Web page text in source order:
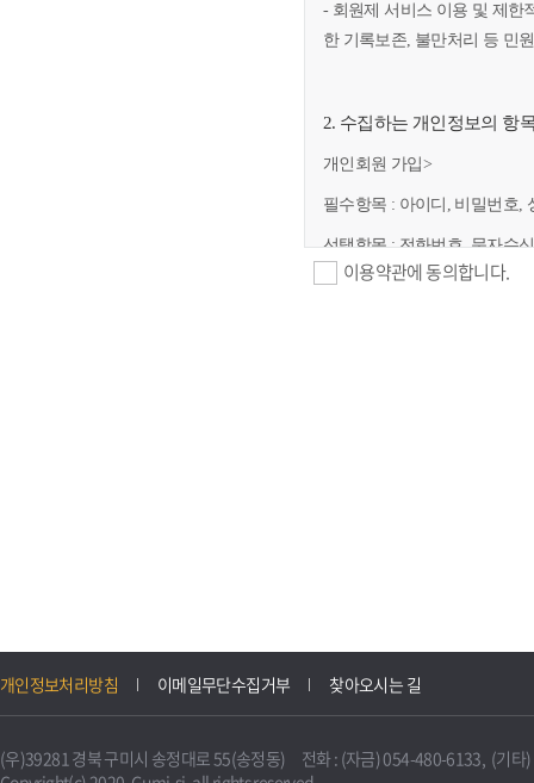
- 회원제 서비스 이용 및 제한
한 기록보존, 불만처리 등 민
2. 수집하는 개인정보의 항
개인회원 가입>
필수항목 : 아이디, 비밀번호,
선택항목 : 전화번호, 문자수
니다.
불필요하게 되었을 때에는
이용약관에 동의합니다.
개인정보처리방침 이메일무단수집거부 찾아오시는 길
(우)39281 경북 구미시 송정대로 55(송정동) 전화 : (자금) 054-480-6133, (기타